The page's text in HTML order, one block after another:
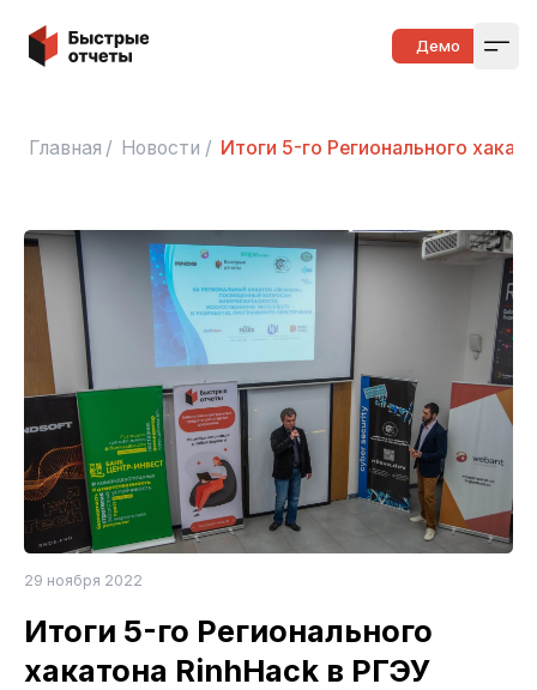
Быстрые отчеты Демо
Главная / Новости / Итоги 5-го Регионального
29 ноября 2022
Итоги 5-го Регионального
хакатона RinhHack в РГЭУ